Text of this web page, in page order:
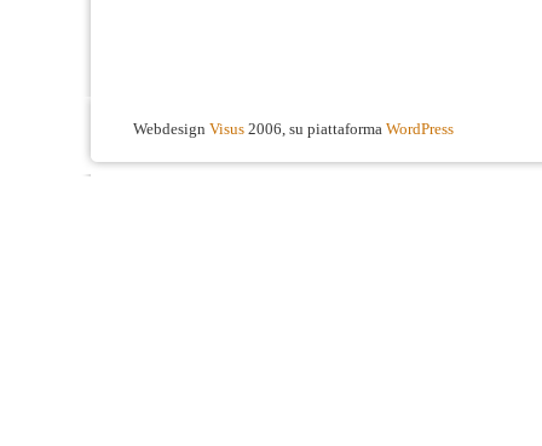
Webdesign Visus 2006, su piattaforma WordPress